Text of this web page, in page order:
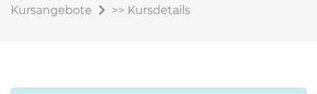
Kursangebote
>> Kursdetails